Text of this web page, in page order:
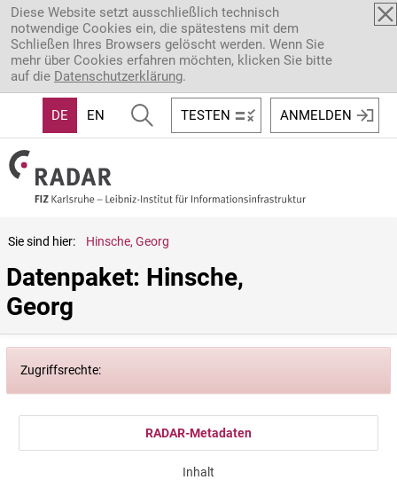
Direkt zum Inhalt
Diese Website setzt ausschließlich technisch
notwendige Cookies ein, die spätestens mit dem
Schließen Ihres Browsers gelöscht werden. Wenn Sie
mehr über Cookies erfahren möchten, klicken Sie bitte
auf die Datenschutzerklärung.
DE EN TESTEN ANMELDEN
Sie sind hier: Hinsche, Georg
Datenpaket: Hinsche,
Georg
Zugriffsrechte:
RADAR-Metadaten
Inhalt